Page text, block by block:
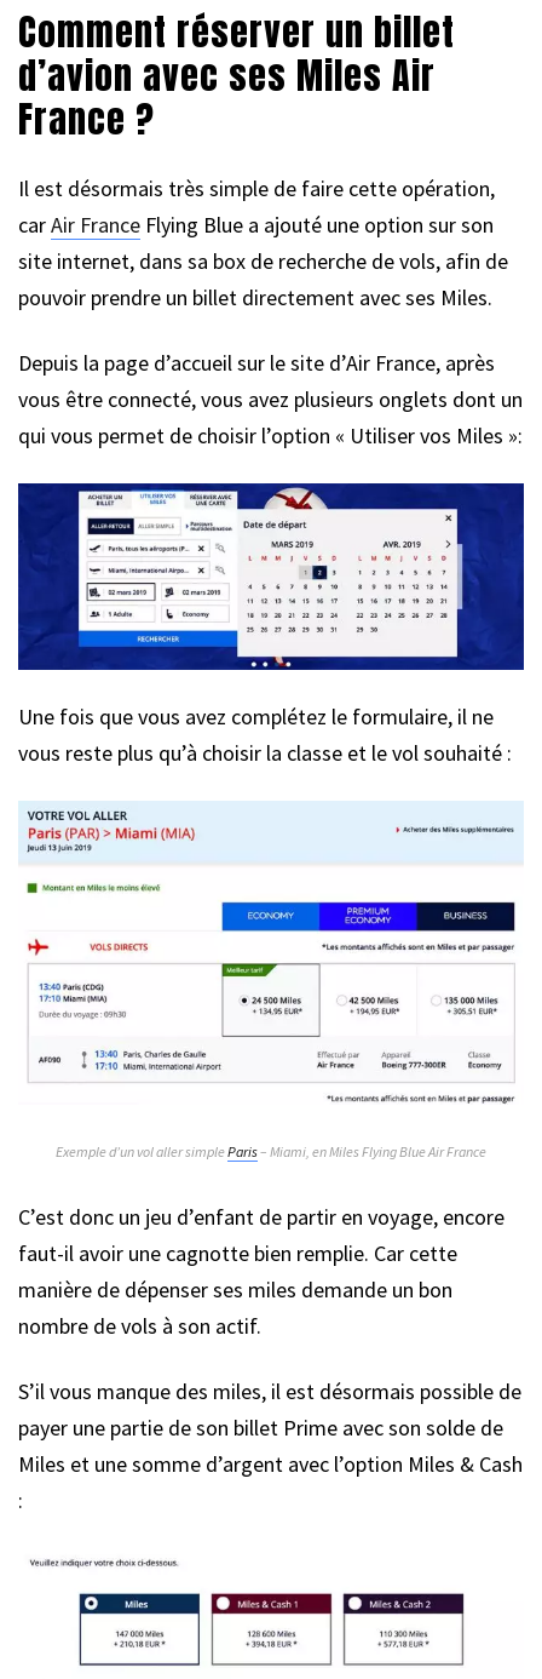
Comment réserver un billet
d’avion avec ses Miles Air
France ?
Il est désormais très simple de faire cette opération,
carAir France Flying Blue a ajouté une option sur son
site internet, dans sa box de recherche de vols, afin de
pouvoir prendre un billet directement avec ses Miles.
Depuis la page d’accueil sur le site d’Air France, après
vous être connecté, vous avez plusieurs onglets dont un
qui vous permet de choisir l’option « Utiliser vos Miles »:
Une fois que vous avez complétez le formulaire, il ne
vous reste plus qu’à choisir la classe et le vol souhaité :
Exemple d’un vol aller simpleParis– Miami, en Miles Flying Blue Air France
C’est donc un jeu d’enfant de partir en voyage, encore
faut-il avoir une cagnotte bien remplie. Car cette
manière de dépenser ses miles demande un bon
nombre de vols à son actif.
S’il vous manque des miles, il est désormais possible de
payer une partie de son billet Prime avec son solde de
Miles et une somme d’argent avec l’option Miles & Cash
: